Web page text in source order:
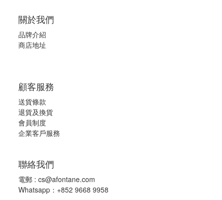
關於我們
品牌介紹
商店地址
顧客服務
送貨條款
退貨及換貨
會員制度
企業客戶服務
聯絡我們
電郵 : cs@afontane.com
Whatsapp：+852 9668 9958